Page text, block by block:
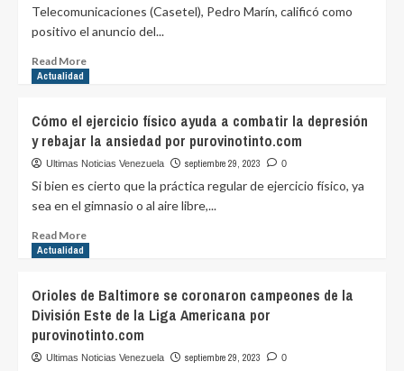
Telecomunicaciones (Casetel), Pedro Marín, calificó como
positivo el anuncio del...
Read MoreRead
destaca
crecimiento
en
telecomunicaciones
país
Actualidad
Cómo el ejercicio físico ayuda a combatir la depresión
y rebajar la ansiedad por purovinotinto.com
Ultimas Noticias Venezuela septiembre 29, 2023 0
Si bien es cierto que la práctica regular de ejercicio físico, ya
sea en el gimnasio o al aire libre,...
Read MoreRead
el
ejercicio
físico
ayuda
Actualidad
Orioles de Baltimore se coronaron campeones de la
División Este de la Liga Americana por
purovinotinto.com
Ultimas Noticias Venezuela septiembre 29, 2023 0